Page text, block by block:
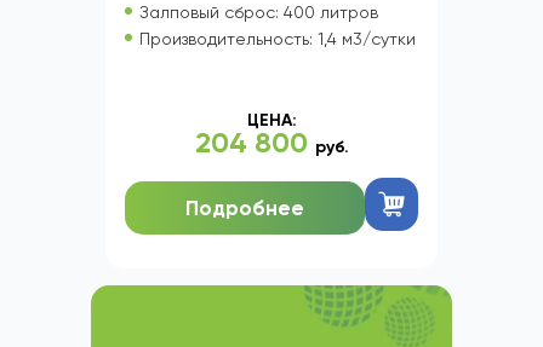
Залповый сброс: 400 литров
Производительность: 1,4 м3/сутки
ЦЕНА:
204 800 руб.
Подробнее